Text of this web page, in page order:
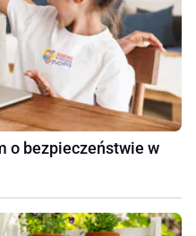
o bezpieczeństwie w